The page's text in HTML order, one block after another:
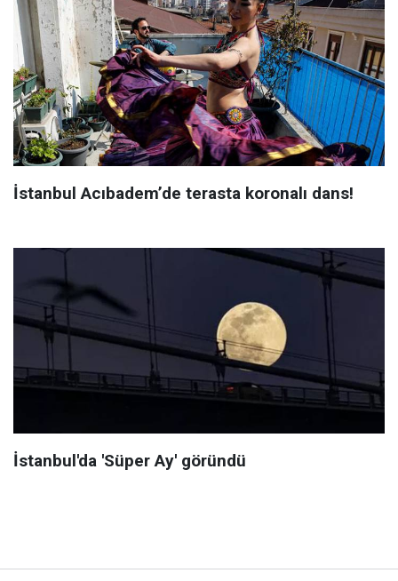
İstanbul Acıbadem’de terasta koronalı dans!
İstanbul'da 'Süper Ay' göründü